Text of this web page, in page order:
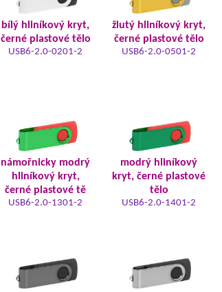
bílý hliníkový kryt,
černé plastové tělo
USB6-2.0-0201-2
žlutý hliníkový kryt,
černé plastové tělo
USB6-2.0-0501-2
námořnicky modrý
hliníkový kryt,
černé plastové tě
USB6-2.0-1301-2
modrý hliníkový
kryt, černé plastové
tělo
USB6-2.0-1401-2